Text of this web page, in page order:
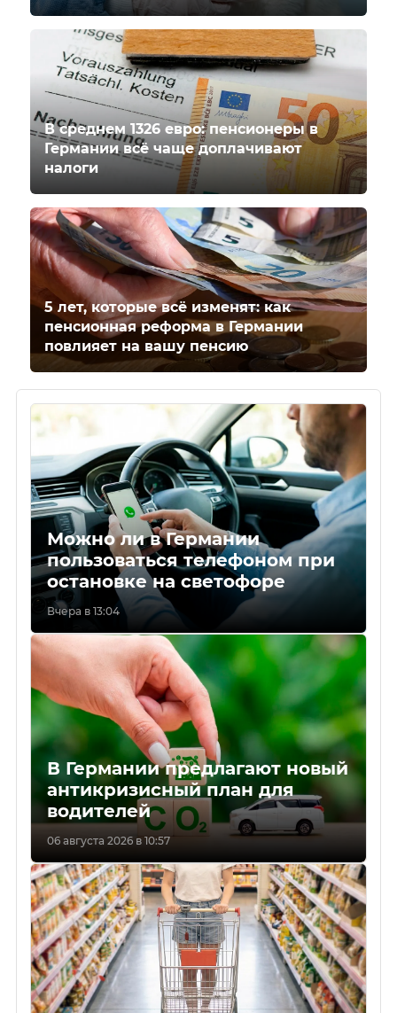
В среднем 1326 евро: пенсионеры в
Германии всё чаще доплачивают
налоги
5 лет, которые всё изменят: как
пенсионная реформа в Германии
повлияет на вашу пенсию
Можно ли в Германии
пользоваться телефоном при
остановке на светофоре
Вчера в 13:04
В Германии предлагают новый
антикризисный план для
водителей
06 августа 2026 в 10:57